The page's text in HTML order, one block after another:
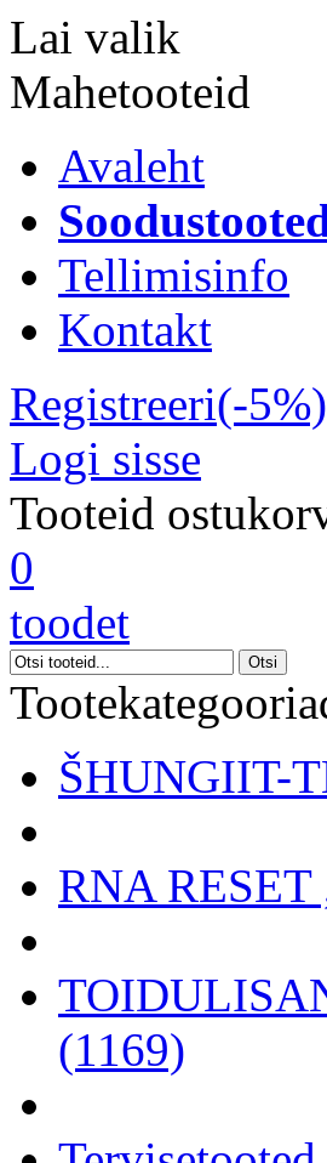
Lai valik
Mahetooteid
Avaleht
Tellimisinfo
Kontakt
Registreeri(-5%)
Logi sisse
Tooteid
0
toodet
ŠHUNGIIT-
RNA RESET
(1169)